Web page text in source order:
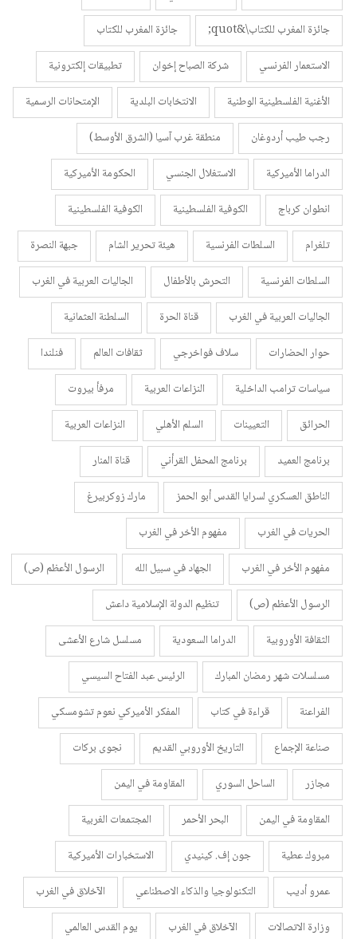
جائزة المغرب للكتاب\&quot;
جائزة المغرب للكتاب
الاستعمار الفرنسي
شركة الصباح إخوان
تطبيقات إلكترونية
الأغنية الفلسطينية الوطنية
الانتخابات البلدية
الإمتحانات الرسمية
رجب طيب أردوغان
منطقة غرب آسيا (الشرق الأوسط)
الدراما الأميركية
الاستغلال الجنسي
الحكومة الأميركية
انطوان كرباج
الكوفية الفلسطينية
الكوفية الفلسطينية
تلغرام
السلطات الفرنسية هيئة تحرير الشام
جبهة النصرة
السلطات الفرنسية
التحرش بالأطفال
الجاليات العربية في الغرب
الجاليات العربية في الغرب
قناة الحرة
السلطنة العثمانية
حوار الحضارات
سلاف فواخرجي ثقافات العالم
فنلندا
سياسات ترامب الداخلية
النزاعات العربية
مرفأ بيروت
الحرائق
التعيينات السلم الأهلي
النزاعات العربية
برنامج العميد
برنامج المحفل القرأني
قناة المنار
الناطق العسكري لسرايا القدس أبو الحمز
مارك زوكربيرغ
الحريات في الغرب
مفهوم الأخر في الغرب
مفهوم الأخر في الغرب
الجهاد في سبيل الله
الرسول الأعظم (ص)
الرسول الأعظم (ص)
تنظيم الدولة الإسلامية داعش
الثقافة الأوروبية
الدراما السعودية
مسلسل شارع الأعشى
مسلسلات شهر رمضان المبارك
الرئيس عبد الفتاح السيسي
الفراعنة
قراءة في كتاب
المفكر الأميركي نعوم تشومسكي
صناعة الإجماع
التاريخ الأوروبي القديم
نجوى بركات
مجازر
الساحل السوري
المقاومة في اليمن
المقاومة في اليمن
البحر الأحمر
المجتمعات الغربية
مبروك عطية
جون إف. كينيدي
الاستخبارات الأميركية
عمرو أديب
التكنولوجيا والذكاء الاصطناعي
الآخلاق في الغرب
وزارة الاتصالات
الآخلاق في الغرب
يوم القدس العالمي